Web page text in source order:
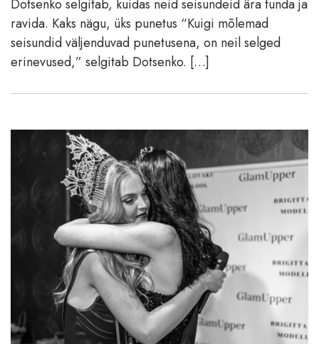
Dotsenko selgitab, kuidas neid seisundeid ära tunda ja
ravida. Kaks nägu, üks punetus “Kuigi mõlemad
seisundid väljenduvad punetusena, on neil selged
erinevused,” selgitab Dotsenko. […]